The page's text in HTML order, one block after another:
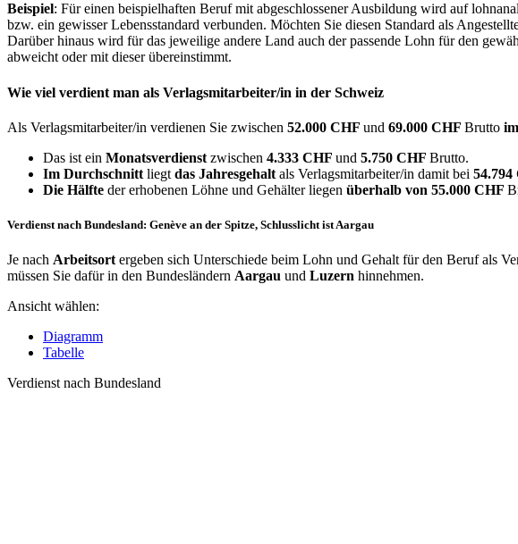
Beispiel: Für einen beispielhaften Beruf mit abgeschlossener Ausbildung wird auf
bzw. ein gewisser Lebensstandard verbunden. Möchten Sie diesen Standard als
Darüber hinaus wird für das jeweilige andere Land auch der passende Lohn für den
abweicht oder mit dieser übereinstimmt.
Wie viel verdient man als Verlagsmitarbeiter/in in der Schweiz
Als Verlagsmitarbeiter/in verdienen Sie zwischen 52.000 CHF und 69.000 CHF Brutto
Das ist ein Monatsverdienst zwischen 4.333 CHF und 5.750 CHF Brutto.
Im Durchschnitt liegt das Jahresgehalt als Verlagsmitarbeiter/in damit bei 54.794
Die Hälfte der erhobenen Löhne und Gehälter liegen überhalb von 55.000 CHF
Verdienst nach Bundesland: Genève an der Spitze, Schlusslicht ist Aargau
Je nach Arbeitsort ergeben sich Unterschiede beim Lohn und Gehalt für den Beruf als
müssen Sie dafür in den Bundesländern Aargau und Luzern hinnehmen.
Ansicht wählen:
Diagramm
Tabelle
Verdienst nach Bundesland